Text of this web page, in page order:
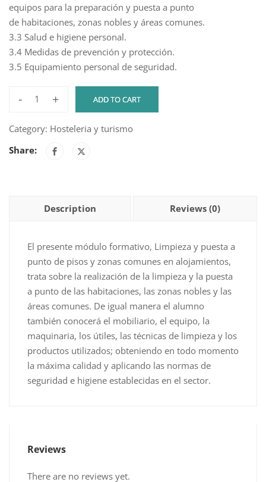
equipos para la preparación y puesta a punto
de habitaciones, zonas nobles y áreas comunes.
3.3 Salud e higiene personal.
3.4 Medidas de prevención y protección.
3.5 Equipamiento personal de seguridad.
-
Limpieza
puesta
en
alojamientos
+ ADD TO CART
Category: Hosteleria y turismo
Share:
Description Reviews (0)
El presente módulo formativo, Limpieza y puesta a
punto de pisos y zonas comunes en alojamientos,
trata sobre la realización de la limpieza y la puesta
a punto de las habitaciones, las zonas nobles y las
áreas comunes. De igual manera el alumno
también conocerá el mobiliario, el equipo, la
maquinaria, los útiles, las técnicas de limpieza y los
productos utilizados; obteniendo en todo momento
la máxima calidad y aplicando las normas de
seguridad e higiene establecidas en el sector.
Reviews
There are no reviews yet.